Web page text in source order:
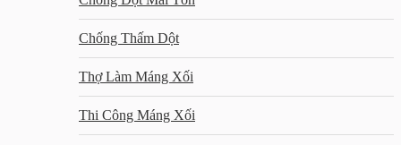
Chống Thấm Dột
Thợ Làm Máng Xối
Thi Công Máng Xối